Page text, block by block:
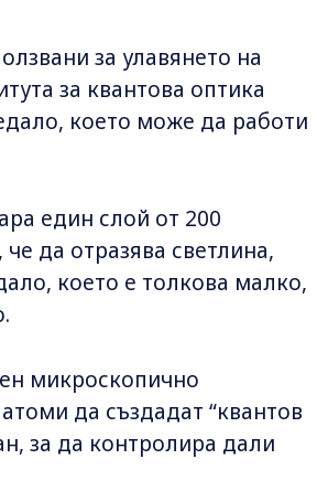
за улавянето на
за квантова оптика
което може да работи
един слой от 200
да отразява светлина,
което е толкова малко,
микроскопично
да създадат “квантов
за да контролира дали